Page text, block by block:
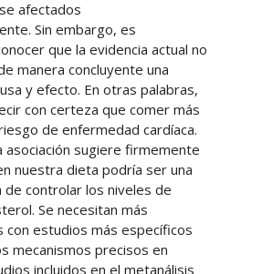
afectados
Sin embargo, es
que la evidencia actual no
manera concluyente una
y efecto. En otras palabras,
con certeza que comer más
de enfermedad cardíaca.
asociación sugiere firmemente
nuestra dieta podría ser una
de controlar los niveles de
Se necesitan más
con estudios más específicos
mecanismos precisos en
incluidos en el metanálisis